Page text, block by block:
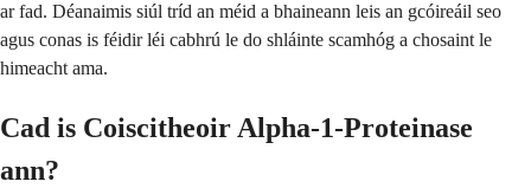
ar fad. Déanaimis siúl tríd an méid a bhaineann leis an gcóireáil seo
agus conas is féidir léi cabhrú le do shláinte scamhóg a chosaint le
himeacht ama.
Cad is Coiscitheoir Alpha-1-Proteinase
ann?